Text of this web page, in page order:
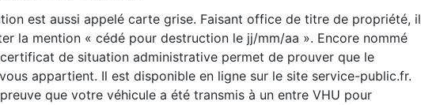
est aussi appelé carte grise. Faisant office de titre de propriété, il
la mention « cédé pour destruction le jj/mm/aa ». Encore nommé
de situation administrative permet de prouver que le
appartient. Il est disponible en ligne sur le site service-public.fr.
que votre véhicule a été transmis à un entre VHU pour